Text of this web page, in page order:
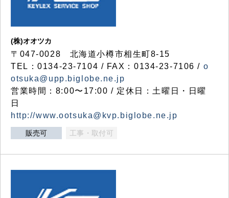
(株)オオツカ
〒047-0028 北海道小樽市相生町8-15
TEL：0134-23-7104 / FAX：0134-23-7106 / o
otsuka@upp.biglobe.ne.jp
営業時間：8:00〜17:00 / 定休日：土曜日・日曜
日
http://www.ootsuka@kvp.biglobe.ne.jp
販売可 工事・取付可